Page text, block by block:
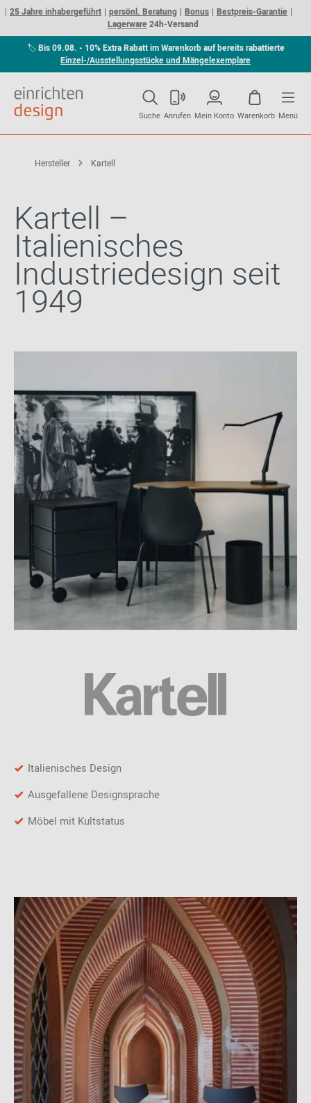
25 Jahre inhabergeführt persönl. Beratung Bonus
Bestpreis-Garantie
Lagerware24h-Versand
🏷Bis 09.08. - 10% Extra Rabatt im Warenkorb auf bereits rabattierte
Einzel-/Ausstellungsstücke und Mängelexemplare
Suche Anrufen Mein Konto Warenkorb Menü
Hersteller Kartell
Kartell –
Italienisches
Industriedesign seit
1949
Italienisches Design
Ausgefallene Designsprache
Möbel mit Kultstatus